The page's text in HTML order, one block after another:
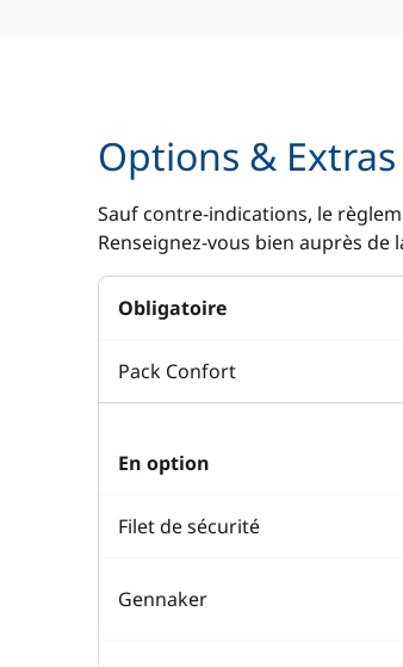
Options & Extras
Sauf contre-indications, le
Renseignez-vous bien auprès de
Obligatoire
Pack Confort
En option
Filet de sécurité
Gennaker